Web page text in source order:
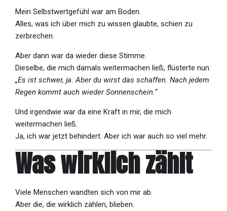
Mein Selbstwertgefühl war am Boden.
Alles, was ich über mich zu wissen glaubte, schien zu
zerbrechen.
Aber dann war da wieder diese Stimme.
Dieselbe, die mich damals weitermachen ließ, flüsterte nun:
„Es ist schwer, ja. Aber du wirst das schaffen. Nach jedem
Regen kommt auch wieder Sonnenschein.“
Und irgendwie war da eine Kraft in mir, die mich
weitermachen ließ.
Ja, ich war jetzt behindert. Aber ich war auch so viel mehr.
Was wirklich zählt
Viele Menschen wandten sich von mir ab.
Aber die, die wirklich zählen, blieben.